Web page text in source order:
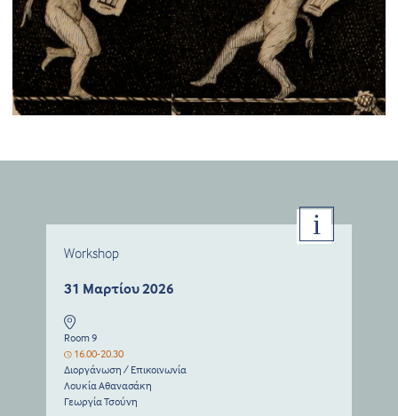
Workshop
31 Μαρτίου 2026
Room 9
16.00-20.30
Διοργάνωση / Επικοινωνία
Λουκία Αθανασάκη
Γεωργία Τσούνη